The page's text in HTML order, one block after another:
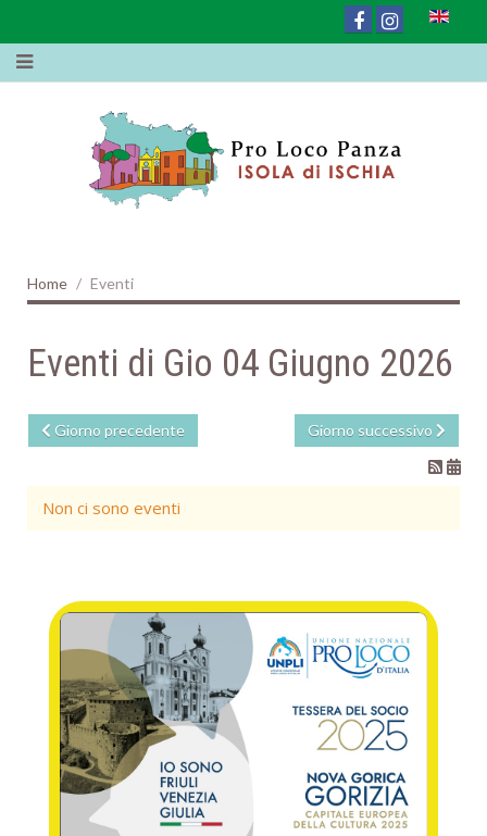
Home Eventi
Eventi di Gio 04 Giugno 2026
Giorno precedente Giorno successivo
Non ci sono eventi